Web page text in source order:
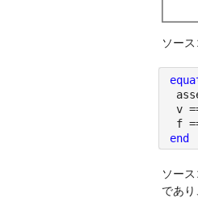
ソー
v
f
end
ソー
であ